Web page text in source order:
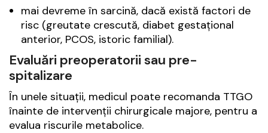
mai devreme în sarcină, dacă există factori de
risc (greutate crescută, diabet gestațional
anterior, PCOS, istoric familial).
Evaluări preoperatorii sau pre-
spitalizare
În unele situații, medicul poate recomanda TTGO
înainte de intervenții chirurgicale majore, pentru a
evalua riscurile metabolice.